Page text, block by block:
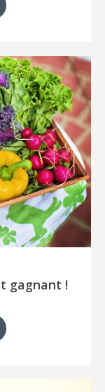
gagnant !